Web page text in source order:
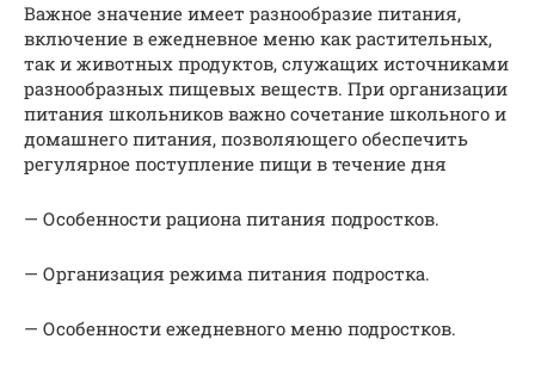
Важное значение имеет разнообразие питания,
включение в ежедневное меню как растительных,
так и животных продуктов, служащих источниками
разнообразных пищевых веществ. При организации
питания школьников важно сочетание школьного и
домашнего питания, позволяющего обеспечить
регулярное поступление пищи в течение дня
— Особенности рациона питания подростков.
— Организация режима питания подростка.
— Особенности ежедневного меню подростков.